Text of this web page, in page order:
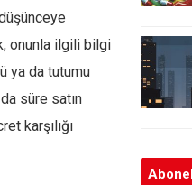
onunla ilgili bilgi
ya da tutumu
süre satın
karşılığı